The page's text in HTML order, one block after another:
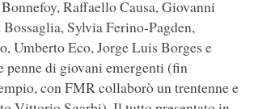
Raffaello Causa, Giovanni
Bossaglia, Sylvia Ferino-Pagden,
Umberto Eco, Jorge Luis Borges e
penne di giovani emergenti (fin
con FMR collaborò un trentenne e